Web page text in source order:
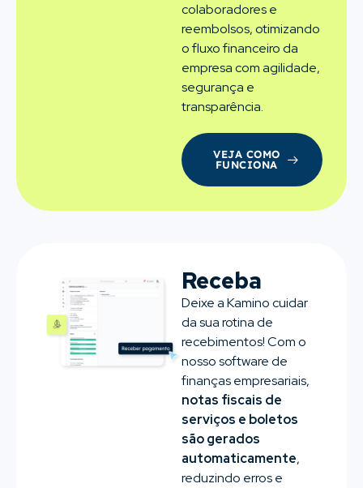
colaboradores e
reembolsos, otimizando
o fluxo financeiro da
empresa com agilidade,
segurança e
transparência.
VEJA COMO
FUNCIONA
Receba
Deixe a Kamino cuidar
da sua rotina de
recebimentos! Com o
nosso software de
finanças empresariais,
notas fiscais de
serviços e boletos
são gerados
automaticamente,
reduzindo erros e